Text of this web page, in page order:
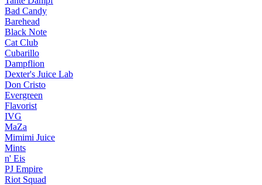
Bad Candy
Barehead
Black Note
Cat Club
Cubarillo
Dampflion
Dexter's Juice Lab
Don Cristo
Evergreen
Flavorist
IVG
MaZa
Mimimi Juice
Mints
n' Eis
PJ Empire
Riot Squad